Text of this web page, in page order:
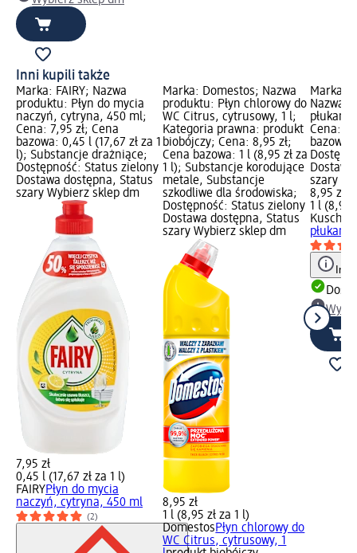
Inni kupili także
Marka: FAIRY; Nazwa
produktu: Płyn do mycia
naczyń, cytryna, 450 ml;
Cena: 7,95 zł; Cena
bazowa: 0,45 l (17,67 zł za 1
l); Substancje drażniące;
Dostępność: Status zielony
Dostawa dostępna, Status
szary Wybierz sklep dm
7,95 zł
0,45 l (17,67 zł za 1 l)
FAIRYPłyn do mycia
naczyń, cytryna, 450 ml
(2)
Marka: Domestos; Nazwa
produktu: Płyn chlorowy do
WC Citrus, cytrusowy, 1 l;
Kategoria prawna: produkt
biobójczy; Cena: 8,95 zł;
Cena bazowa: 1 l (8,95 zł za
1 l); Substancje korodujące
metale, Substancje
szkodliwe dla środowiska;
Dostępność: Status zielony
Dostawa dostępna, Status
szary Wybierz sklep dm
8,95 zł
1 l (8,95 zł za 1 l)
DomestosPłyn chlorowy do
WC Citrus, cytrusowy, 1
Marka:
Nazwa
Cena:
bazowa:
szary
8,95 zł
1 l (8,95